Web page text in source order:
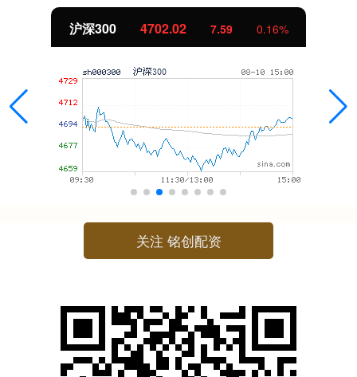
沪深300 4702.02 7.59 0.16%
关注 铭创配资